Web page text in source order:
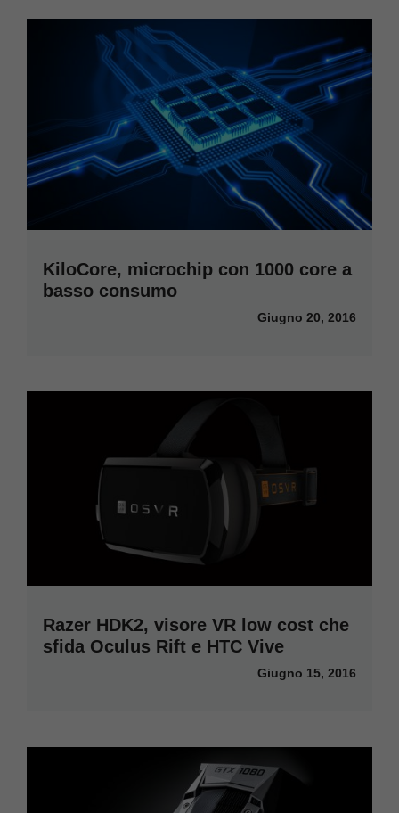
KiloCore, microchip con 1000 core a
basso consumo
Giugno 20, 2016
Razer HDK2, visore VR low cost che
sfida Oculus Rift e HTC Vive
Giugno 15, 2016